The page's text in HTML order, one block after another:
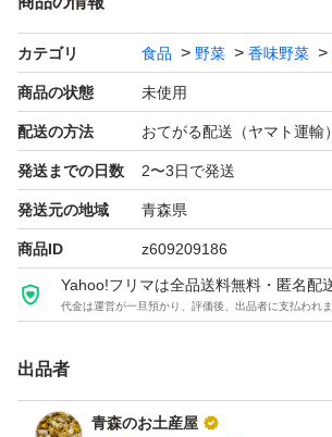
【保存方法】：冷蔵庫保管
カテゴリ 食品 野菜 香味野菜
商品の状態 未使用
配送の方法 おてがる配送（ヤマト運輸）
発送までの日数 2〜3日で発送
発送元の地域 青森県
商品ID z609209186
Yahoo!フリマは全品送料無料・匿名配
代金は運営が一旦預かり、評価後、出品者に支払われ
出品者
青森のお土産屋